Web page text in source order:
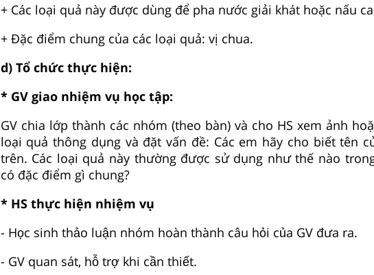
+ Các loại quả này được dùng để pha nước giải khát hoặc nấu
+ Đặc điểm chung của các loại quả: vị chua.
d) Tổ chức thực hiện:
* GV giao nhiệm vụ học tập:
GV chia lớp thành các nhóm (theo bàn) và cho HS xem ảnh
loại quả thông dụng và đặt vấn đề: Các em hãy cho biết tên
trên. Các loại quả này thường được sử dụng như thế nào
có đặc điểm gì chung?
* HS thực hiện nhiệm vụ
- Học sinh thảo luận nhóm hoàn thành câu hỏi của GV đưa ra.
- GV quan sát, hỗ trợ khi cần thiết.